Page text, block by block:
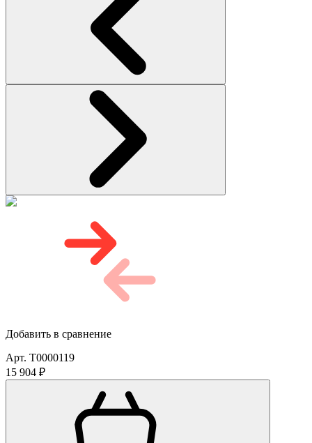
Добавить в сравнение
Арт. T0000119
15 904 ₽